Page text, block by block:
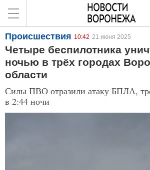
Происшествия 10:42 21 июня 2025
Четыре беспилотника
ночью в трёх городах
области
Силы ПВО отразили атаку БПЛА,
в 2:44 ночи